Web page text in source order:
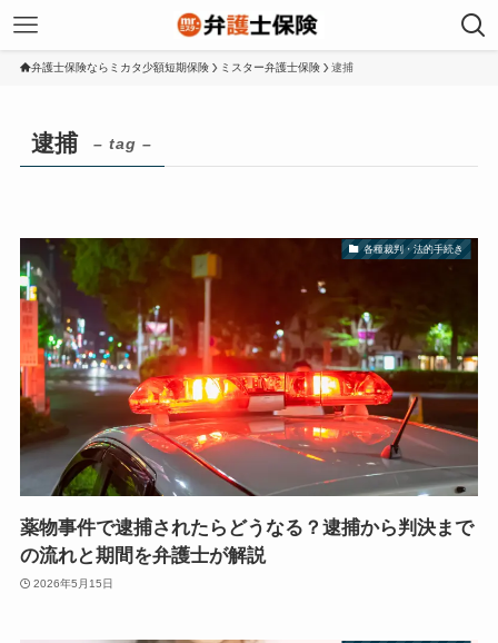
弁護士保険ならミカタ少額短期保険 ミスター弁護士保険 逮捕
逮捕 – tag –
各種裁判・法的手続き
薬物事件で逮捕されたらどうなる？逮捕から判決まで
の流れと期間を弁護士が解説
2026年5月15日